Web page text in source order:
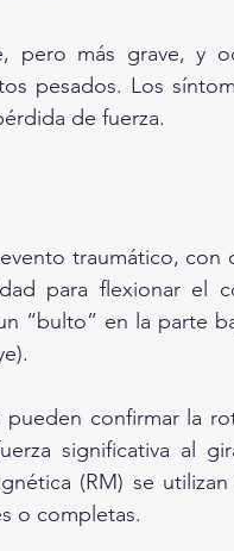
pero más grave, y
pesados. Los
de fuerza.
traumático, con
para flexionar el
“bulto” en la parte
confirmar la
significativa al
(RM) se
o completas.